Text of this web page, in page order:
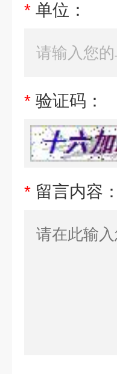
* 单位：
* 验证码：
* 留言内容：